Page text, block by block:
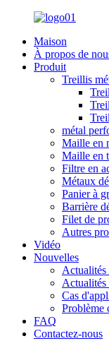
Maison
À propos de
Produit
Treillis
métal
Maille en
Maille en
Filtre en
Métaux
Panier à
Barrière
Filet de
Autres
Vidéo
Nouvelles
Actualités
Cas
Problème
FAQ
Contactez-nous